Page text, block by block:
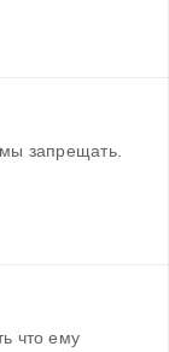
запрещать.
что ему